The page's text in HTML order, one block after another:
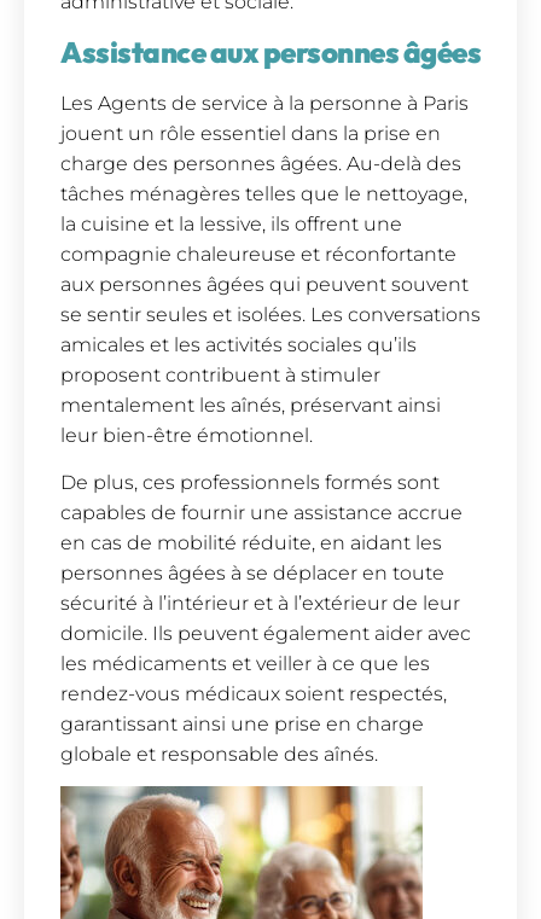
Assistance aux personnes âgées
Les Agents de service à la personne à Paris
jouent un rôle essentiel dans la prise en
charge des personnes âgées. Au-delà des
tâches ménagères telles que le nettoyage,
la cuisine et la lessive, ils offrent une
compagnie chaleureuse et réconfortante
aux personnes âgées qui peuvent souvent
se sentir seules et isolées. Les conversations
amicales et les activités sociales qu’ils
proposent contribuent à stimuler
mentalement les aînés, préservant ainsi
leur bien-être émotionnel.
De plus, ces professionnels formés sont
capables de fournir une assistance accrue
en cas de mobilité réduite, en aidant les
personnes âgées à se déplacer en toute
sécurité à l’intérieur et à l’extérieur de leur
domicile. Ils peuvent également aider avec
les médicaments et veiller à ce que les
rendez-vous médicaux soient respectés,
garantissant ainsi une prise en charge
globale et responsable des aînés.